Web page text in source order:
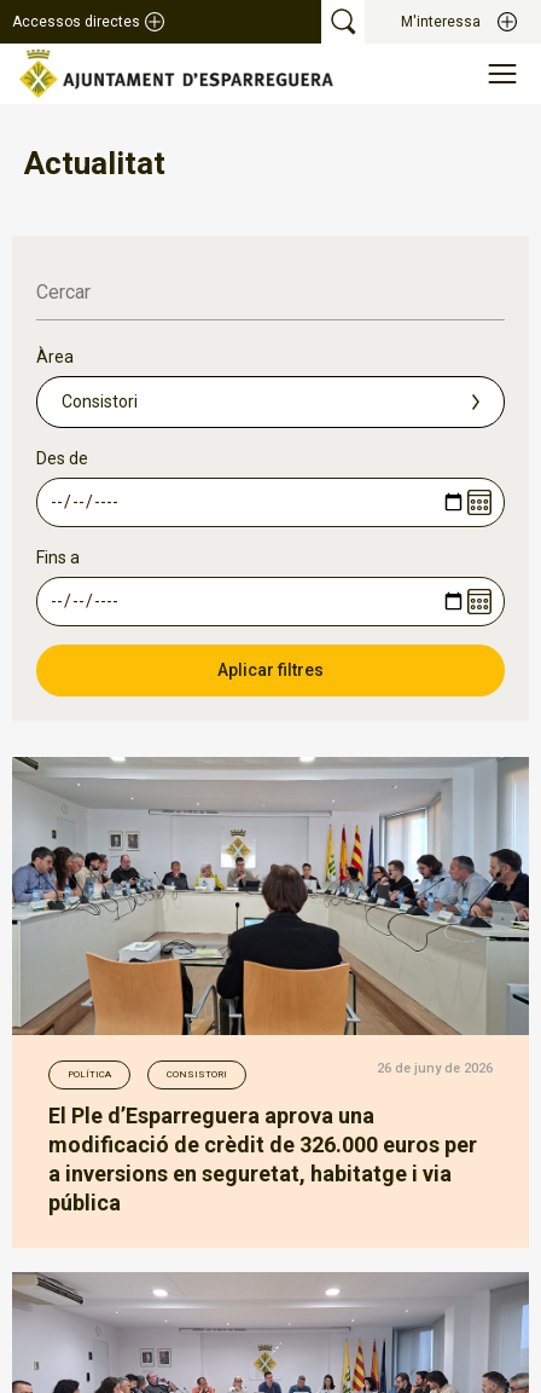
Accessos directes M'interessa
Actualitat
Cercar
Àrea
Des de
Fins a
POLÍTICA CONSISTORI 26 de juny de 2026
El Ple d’Esparreguera aprova una
modificació de crèdit de 326.000 euros per
a inversions en seguretat, habitatge i via
pública